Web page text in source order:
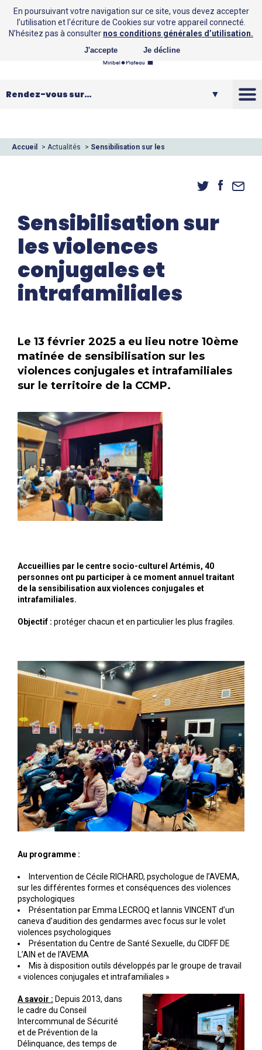
Vos loisirs
Accueil > Actualités > Sensibilisation sur les
Sensibilisation sur
les violences
conjugales et
intrafamiliales
Le 13 février 2025 a eu lieu notre 10ème
matinée de sensibilisation sur les
violences conjugales et intrafamiliales
sur le territoire de la CCMP.
Accueillies par le centre socio-culturel Artémis, 40
personnes ont pu participer à ce moment annuel traitant
de la sensibilisation aux violences conjugales et
intrafamiliales.
Objectif : protéger chacun et en particulier les plus fragiles.
Au programme :
Intervention de Cécile RICHARD, psychologue de l’AVEMA,
sur les différentes formes et conséquences des violences
psychologiques
Présentation par Emma LECROQ et Iannis VINCENT d’un
caneva d’audition des gendarmes avec focus sur le volet
violences psychologiques
Présentation du Centre de Santé Sexuelle, du CIDFF DE
L’AIN et de l’AVEMA
Mis à disposition outils développés par le groupe de travail
« violences conjugales et intrafamiliales »
A savoir : Depuis 2013, dans
le cadre du Conseil
Intercommunal de Sécurité
et de Prévention de la
Délinquance, des temps de
En poursuivant votre navigation sur ce site, vous devez accepter
l’utilisation et l'écriture de Cookies sur votre appareil connecté.
N’hésitez pas à consulter nos conditions générales d’utilisation.
J'accepte Je décline